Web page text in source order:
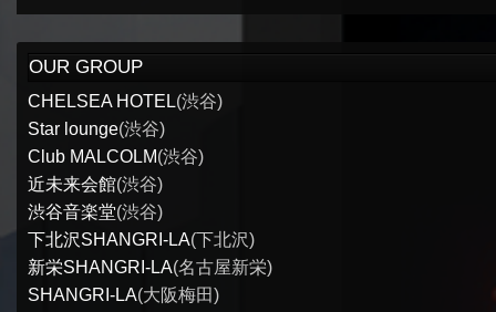
OUR GROUP
CHELSEA HOTEL(渋谷)
Star lounge(渋谷)
Club MALCOLM(渋谷)
近未来会館(渋谷)
渋谷音楽堂(渋谷)
下北沢SHANGRI-LA(下北沢)
新栄SHANGRI-LA(名古屋新栄)
SHANGRI-LA(大阪梅田)